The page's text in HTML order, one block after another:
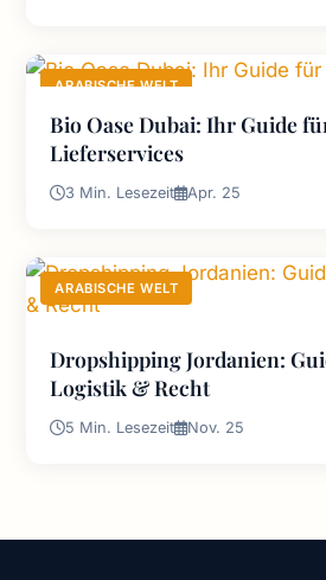
ARABISCHE WELT
Bio Oase Dubai: Ihr Guide
Lieferservices
3 Min. Lesezeit Apr. 25
ARABISCHE WELT
Dropshipping Jordanien:
Logistik & Recht
5 Min. Lesezeit Nov. 25